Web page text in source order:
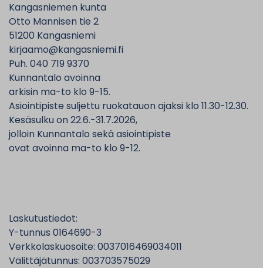
Kangasniemen kunta
Otto Mannisen tie 2
51200 Kangasniemi
kirjaamo@kangasniemi.fi
Puh. 040 719 9370
Kunnantalo avoinna
arkisin ma-to klo 9-15.
Asiointipiste suljettu ruokatauon ajaksi klo 11.30-12.30.
Kesäsulku on 22.6.-31.7.2026,
jolloin Kunnantalo sekä asiointipiste
ovat avoinna ma-to klo 9-12.
Laskutustiedot:
Y-tunnus 0164690-3
Verkkolaskuosoite: 0037016469034011
Välittäjätunnus: 003703575029